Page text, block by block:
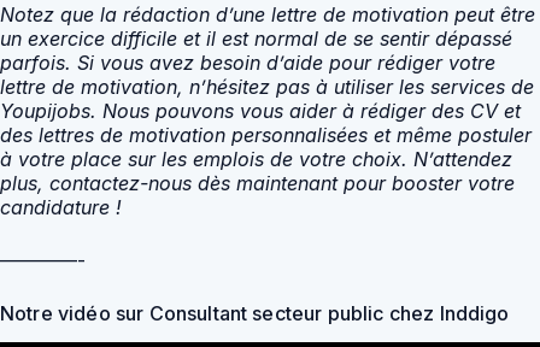
Notez que la rédaction d’une lettre de motivation peut être
un exercice difficile et il est normal de se sentir dépassé
parfois. Si vous avez besoin d’aide pour rédiger votre
lettre de motivation, n’hésitez pas à utiliser les services de
Youpijobs. Nous pouvons vous aider à rédiger des CV et
des lettres de motivation personnalisées et même postuler
à votre place sur les emplois de votre choix. N’attendez
plus, contactez-nous dès maintenant pour booster votre
candidature !
————-
Notre vidéo sur Consultant secteur public chez Inddigo